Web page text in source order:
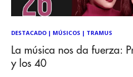
DESTACADO | MÚSICOS | TRAMUS
La música nos da fuerza:
y los 40